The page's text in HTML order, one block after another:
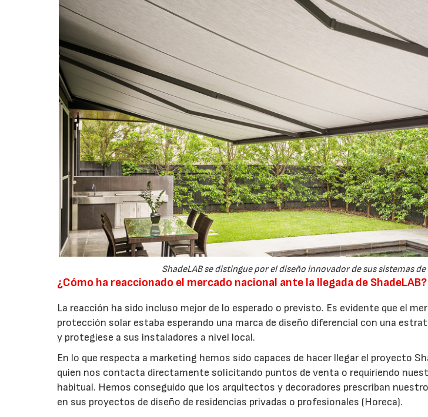
ShadeLAB se distingue por el diseño innovador de sus sistemas
¿Cómo ha reaccionado el mercado nacional ante la llegada de ShadeLAB?
La reacción ha sido incluso mejor de lo esperado o previsto. Es evidente que el
protección solar estaba esperando una marca de diseño diferencial con una
y protegiese a sus instaladores a nivel local.
En lo que respecta a marketing hemos sido capaces de hacer llegar el proyecto
quien nos contacta directamente solicitando puntos de venta o requiriendo
habitual. Hemos conseguido que los arquitectos y decoradores prescriban
en sus proyectos de diseño de residencias privadas o profesionales (Horeca).